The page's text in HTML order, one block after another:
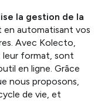
la gestion de la
automatisant vos
Avec Kolecto,
format, sont
en ligne. Grâce
nous proposons,
de vie, et